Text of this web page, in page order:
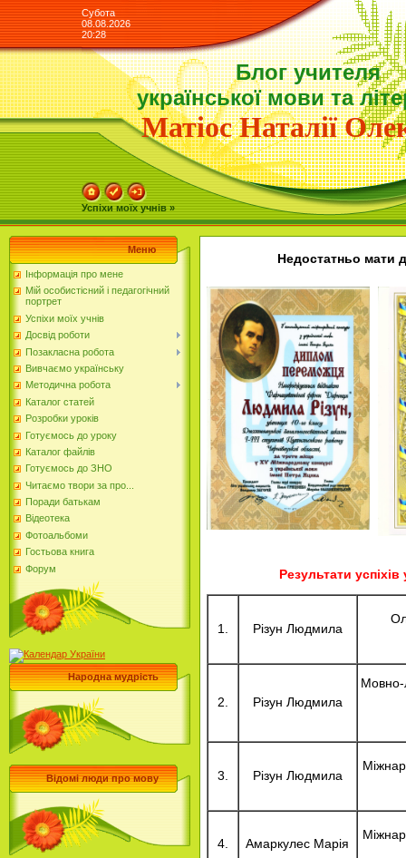
Субота
08.08.2026
20:28
Блог учителя
української мови та
Матіос Наталії
Успіхи моїх учнів »
Меню
Інформація про мене
Мій особистісний і педагогічний
портрет
Успіхи моїх учнів
Досвід роботи
Позакласна робота
Вивчаємо українську
Методична робота
Каталог статей
Розробки уроків
Готуємось до уроку
Каталог файлів
Готуємось до ЗНО
Читаємо твори за про...
Поради батькам
Відеотека
Фотоальбоми
Гостьова книга
Форум
Народна мудрість
Відомі люди про мову
Недостатньо мати
Результати
1. Різун Людмила
2. Різун Людмила
Мовно-
3. Різун Людмила
4. Амаркулес Марія